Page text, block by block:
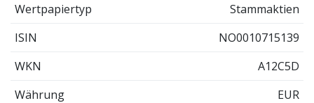
Wertpapiertyp
Stammaktien
ISIN
NO0010715139
WKN
A12C5D
Währung
EUR